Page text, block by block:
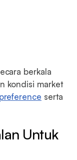
berkala
kondisi market
serta
Untuk